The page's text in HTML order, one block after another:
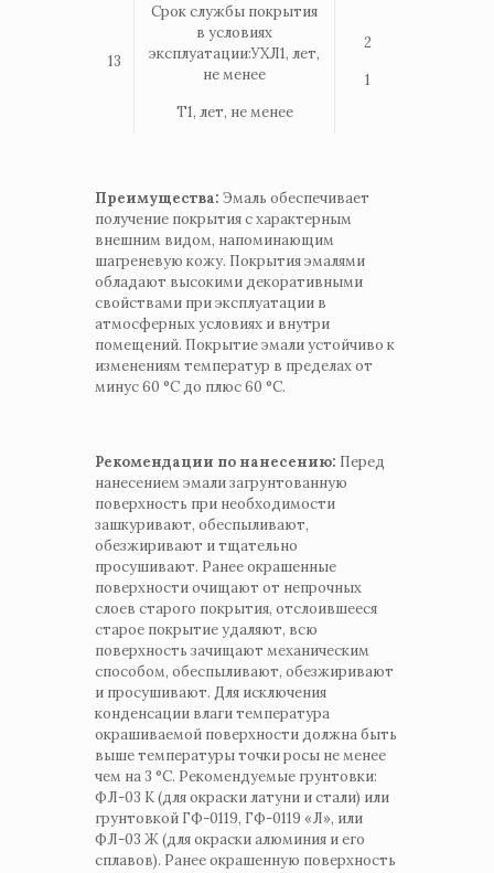
13
Срок службы покрытия
в условиях
эксплуатации:УХЛ1, лет,
не менее
Т1, лет, не менее
2
1
Преимущества: Эмаль обеспечивает
получение покрытия с характерным
внешним видом, напоминающим
шагреневую кожу. Покрытия эмалями
обладают высокими декоративными
свойствами при эксплуатации в
атмосферных условиях и внутри
помещений. Покрытие эмали устойчиво к
изменениям температур в пределах от
минус 60 °С до плюс 60 °С.
Рекомендации по нанесению: Перед
нанесением эмали загрунтованную
поверхность при необходимости
зашкуривают, обеспыливают,
обезжиривают и тщательно
просушивают. Ранее окрашенные
поверхности очищают от непрочных
слоев старого покрытия, отслоившееся
старое покрытие удаляют, всю
поверхность зачищают механическим
способом, обеспыливают, обезжиривают
и просушивают. Для исключения
конденсации влаги температура
окрашиваемой поверхности должна быть
выше температуры точки росы не менее
чем на 3 °С. Рекомендуемые грунтовки:
ФЛ-03 К (для окраски латуни и стали) или
грунтовкой ГФ-0119, ГФ-0119 «Л», или
ФЛ-03 Ж (для окраски алюминия и его
сплавов). Ранее окрашенную поверхность